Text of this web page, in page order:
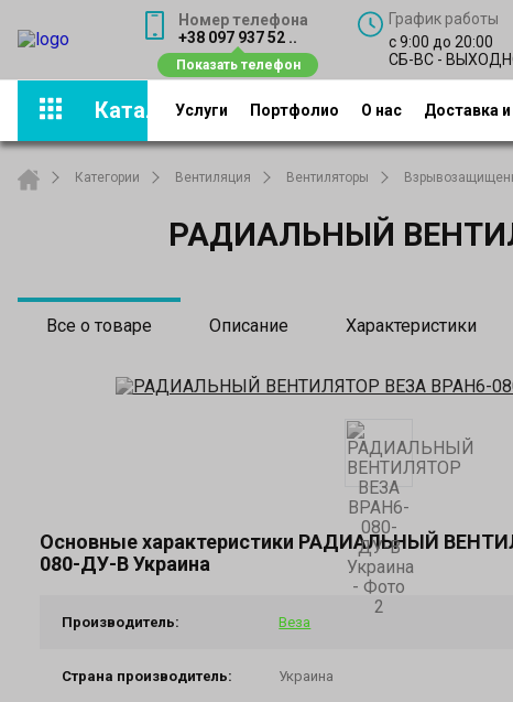
Номер телефона
+38 097 937 52 ..
График работы
с 9:00 до 20:00
СБ-ВС -
Услуги Портфолио О нас Доставка
Каталог
Категории Вентиляция Вентиляторы
РАДИАЛЬНЫЙ
Все о товаре Описание Характеристики
Основные характеристики РАДИАЛЬНЫЙ
080-ДУ-В Украина
Производитель: Веза
Страна производитель: Украина